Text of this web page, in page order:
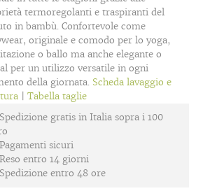
termoregolanti e traspiranti del
in bambù. Confortevole come
originale e comodo per lo yoga,
o ballo ma anche elegante o
per un utilizzo versatile in ogni
della giornata. Scheda lavaggio e
|Tabella taglie
Spedizione gratis in Italia sopra i 100
Pagamenti sicuri
Reso entro 14 giorni
Spedizione entro 48 ore